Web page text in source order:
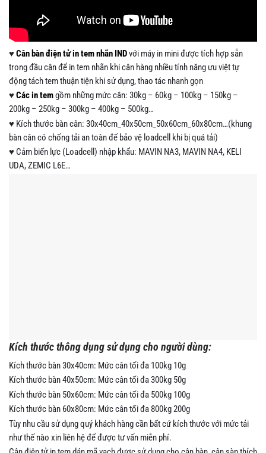
♥Cân bàn điện tử in tem nhãn INDvới máy in mini được tích hợp sẵn
trong đầu cân để in tem nhãn khi cân hàng nhiều tính năng ưu việt tự
động tách tem thuận tiện khi sử dụng, thao tác nhanh gọn
♥Các in temgồm những mức cân: 30kg – 60kg – 100kg – 150kg –
200kg – 250kg – 300kg – 400kg – 500kg…
♥ Kích thước bàn cân: 30x40cm_40x50cm_50x60cm_60x80cm…(khung
bàn cân có chống tải an toàn để bảo vệ loadcell khi bị quá tải)
♥ Cảm biến lực (Loadcell) nhập khẩu: MAVIN NA3, MAVIN NA4, KELI
UDA, ZEMIC L6E…
Kích thước thông dụng sử dụng cho người dùng:
Kích thước bàn 30x40cm: Mức cân tối đa 100kg 10g
Kích thước bàn 40x50cm: Mức cân tối đa 300kg 50g
Kích thước bàn 50x60cm: Mức cân tối đa 500kg 100g
Kích thước bàn 60x80cm: Mức cân tối đa 800kg 200g
Tùy nhu cầu sử dụng quý khách hàng cần bất cứ kích thước với mức tải
như thế nào xin liên hệ để được tư vấn miễn phí.